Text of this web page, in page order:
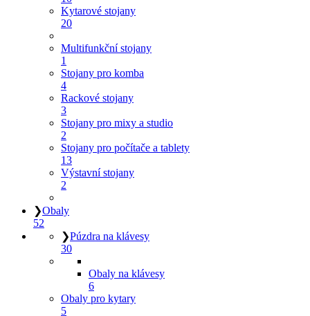
Kytarové stojany
20
Multifunkční stojany
1
Stojany pro komba
4
Rackové stojany
3
Stojany pro mixy a studio
2
Stojany pro počítače a tablety
13
Výstavní stojany
2
❯Obaly
52
❯Púzdra na klávesy
30
Obaly na klávesy
6
Obaly pro kytary
5